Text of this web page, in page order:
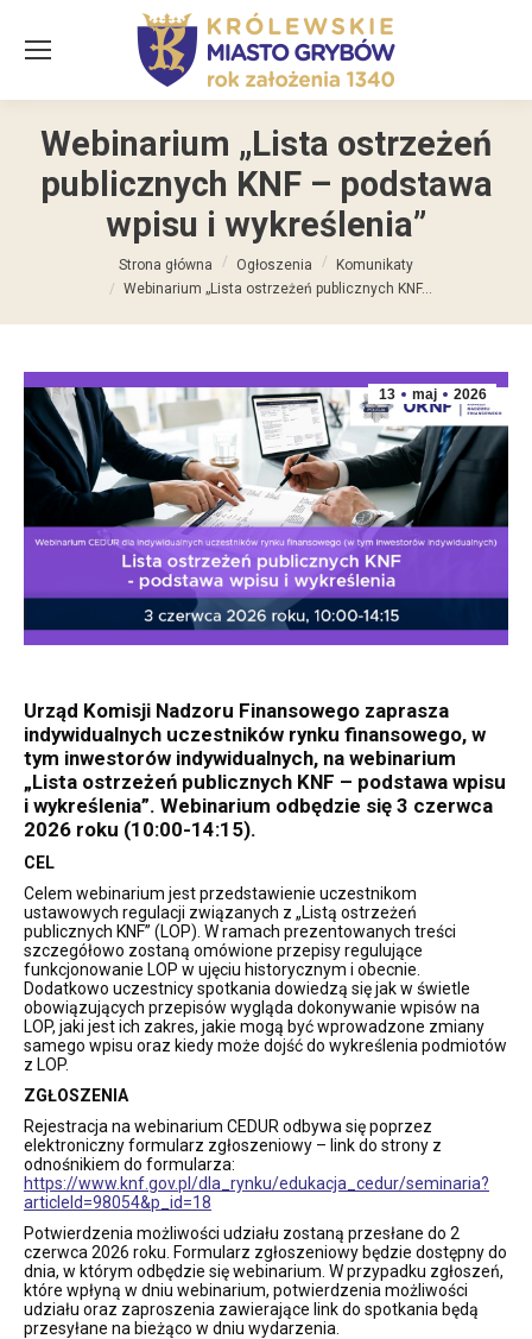
Webinarium „Lista ostrzeżeń
publicznych KNF – podstawa
wpisu i wykreślenia”
Strona główna Ogłoszenia
Komunikaty
Webinarium „Lista ostrzeżeń publicznych KNF…
maj
13 2026
Urząd Komisji Nadzoru Finansowego zaprasza
indywidualnych uczestników rynku finansowego, w
tym inwestorów indywidualnych, na webinarium
„Lista ostrzeżeń publicznych KNF – podstawa wpisu
i wykreślenia”. Webinarium odbędzie się 3 czerwca
2026 roku (10:00-14:15).
CEL
Celem webinarium jest przedstawienie uczestnikom
ustawowych regulacji związanych z „Listą ostrzeżeń
publicznych KNF” (LOP). W ramach prezentowanych treści
szczegółowo zostaną omówione przepisy regulujące
funkcjonowanie LOP w ujęciu historycznym i obecnie.
Dodatkowo uczestnicy spotkania dowiedzą się jak w świetle
obowiązujących przepisów wygląda dokonywanie wpisów na
LOP, jaki jest ich zakres, jakie mogą być wprowadzone zmiany
samego wpisu oraz kiedy może dojść do wykreślenia podmiotów
z LOP.
ZGŁOSZENIA
Rejestracja na webinarium CEDUR odbywa się poprzez
elektroniczny formularz zgłoszeniowy – link do strony z
odnośnikiem do formularza:
https://www.knf.gov.pl/dla_rynku/edukacja_cedur/seminaria?
articleId=98054&p_id=18
Potwierdzenia możliwości udziału zostaną przesłane do 2
czerwca 2026 roku. Formularz zgłoszeniowy będzie dostępny do
dnia, w którym odbędzie się webinarium. W przypadku zgłoszeń,
które wpłyną w dniu webinarium, potwierdzenia możliwości
udziału oraz zaproszenia zawierające link do spotkania będą
przesyłane na bieżąco w dniu wydarzenia.